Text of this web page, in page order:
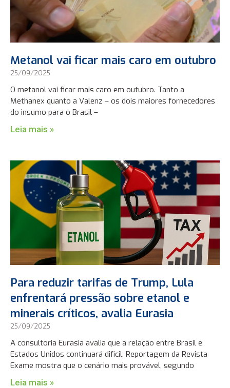
Metanol vai ficar mais caro em outubro
25/09/2025
O metanol vai ficar mais caro em outubro. Tanto a
Methanex quanto a Valenz – os dois maiores fornecedores
do insumo para o Brasil –
Leia mais »
Para reduzir tarifas de Trump, Lula
enfrentará pressão sobre etanol e
minerais críticos, avalia Eurasia
25/09/2025
A consultoria Eurasia avalia que a relação entre Brasil e
Estados Unidos continuará difícil. Reportagem da Revista
Exame mostra que o cenário mais provável, segundo
Leia mais »